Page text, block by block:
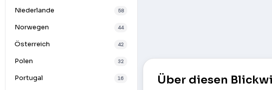
Niederlande 58
Norwegen 44
Österreich 42
Polen 32
Portugal 16 Über diesen